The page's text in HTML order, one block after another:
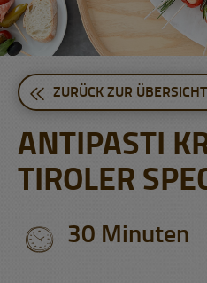
ZURÜCK ZUR ÜBERSICHT
ANTIPASTI
TIROLER
30 Minuten